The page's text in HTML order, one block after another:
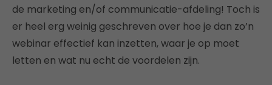
de marketing en/of communicatie-afdeling! Toch is
er heel erg weinig geschreven over hoe je dan zo’n
webinar effectief kan inzetten, waar je op moet
letten en wat nu echt de voordelen zijn.